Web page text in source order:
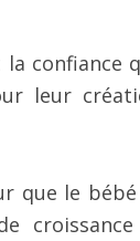
confiance
leur
que le bébé